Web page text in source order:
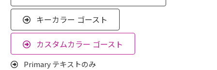
キーカラー ゴースト
カスタムカラー ゴースト
Primary テキストのみ